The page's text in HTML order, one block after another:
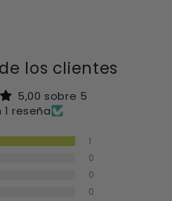
los clientes
5,00 sobre 5
1 reseña
1
0
0
0